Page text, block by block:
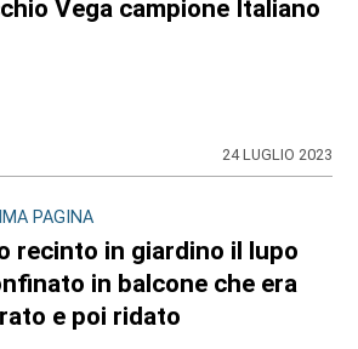
Vega campione Italiano
24 LUGLIO 2023
PAGINA
recinto in giardino il lupo
in balcone che era
e poi ridato